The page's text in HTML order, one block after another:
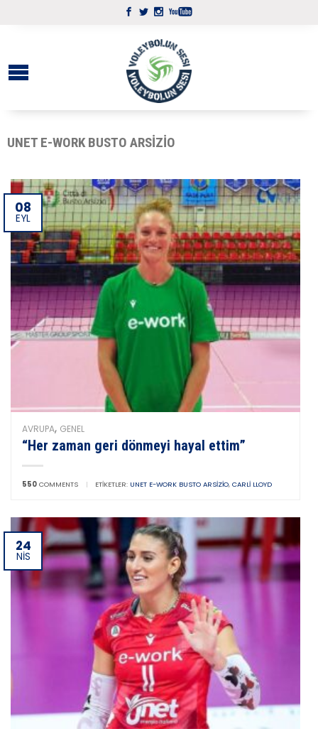
UNET E-WORK BUSTO ARSIZIO
08
EYL
AVRUPA, GENEL
“Her zaman geri dönmeyi hayal ettim”
550 COMMENTS | ETIKETLER: UNET E-WORK BUSTO ARSIZIO, CARLI LLOYD
24
NIS